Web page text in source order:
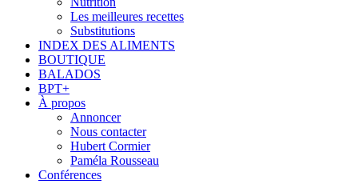
Les meilleures recettes
Substitutions
INDEX DES ALIMENTS
BOUTIQUE
BALADOS
BPT+
À propos
Annoncer
Nous contacter
Hubert Cormier
Paméla Rousseau
Conférences